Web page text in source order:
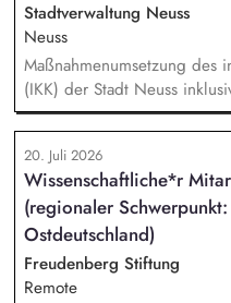
Stadtverwaltung Neuss
Neuss
Maßnahmenumsetzung des
(IKK) der Stadt Neuss
Öffentlichkeitsarbeit sowie
Monitoring und
PV-Anlagen sowie Planung
Prüfung, Planung und
Sharing und/oder
Fördermittelakquise und
in den Bereichen
energiesparendes Bauen und
20. Juli 2026
Wissenschaftliche*r
(regionaler Schwerpunkt:
Ostdeutschland)
Freudenberg Stiftung
Remote